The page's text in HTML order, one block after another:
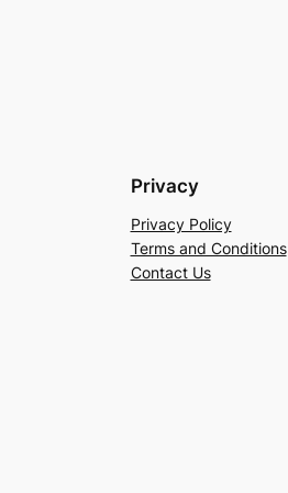
Privacy
Privacy Policy
Terms and Conditions
Contact Us